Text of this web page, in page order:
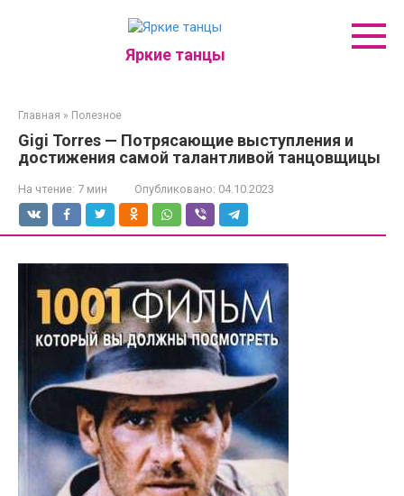
Яркие танцы
Главная » Полезное
Gigi Torres — Потрясающие выступления и
достижения самой талантливой танцовщицы
На чтение: 7 мин Опубликовано: 04.10.2023